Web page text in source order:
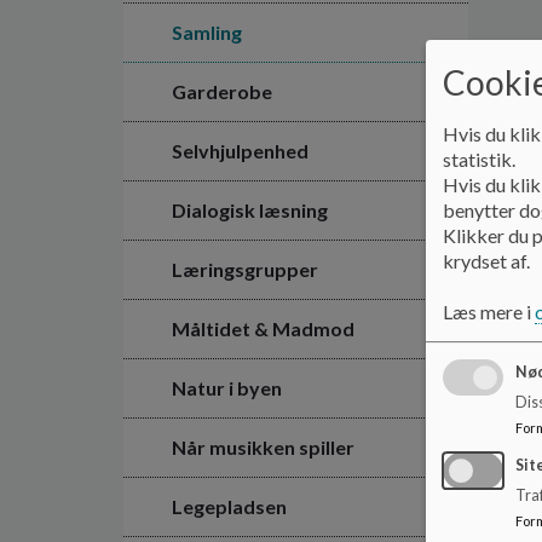
Samling
Garderobe
Selvhjulpenhed
Dialogisk læsning
Læringsgrupper
Måltidet & Madmod
Natur i byen
Når musikken spiller
Legepladsen
Hvis du
statistik.
Hvis du
benytter
Klikker du
krydset af.
Læs mere i